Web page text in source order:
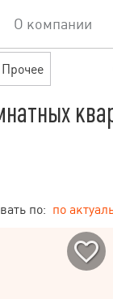
О компании
Прочее
по: по